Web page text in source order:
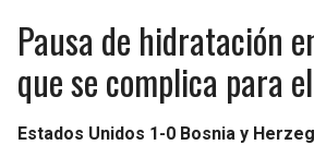
Pausa de hidratación
que se complica para
Estados Unidos 1-0 Bosnia y